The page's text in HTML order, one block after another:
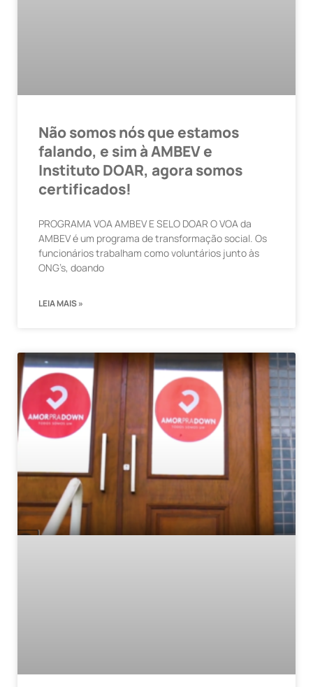
Não somos nós que estamos
falando, e sim à AMBEV e
Instituto DOAR, agora somos
certificados!
PROGRAMA VOA AMBEV E SELO DOAR O VOA da
AMBEV é um programa de transformação social. Os
funcionários trabalham como voluntários junto às
ONG’s, doando
LEIA MAIS »